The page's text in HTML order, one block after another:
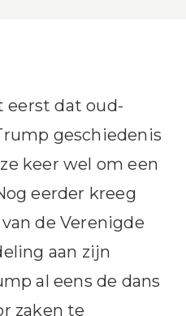
eerst dat oud-
geschiedenis
keer wel om een
eerder kreeg
de Verenigde
aan zijn
al eens de dans
zaken te